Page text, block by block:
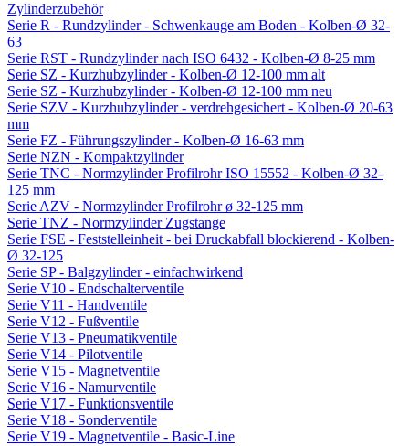
Zylinderzubehör
Serie R - Rundzylinder - Schwenkauge am Boden - Kolben-Ø 32-
63
Serie RST - Rundzylinder nach ISO 6432 - Kolben-Ø 8-25 mm
Serie SZ - Kurzhubzylinder - Kolben-Ø 12-100 mm alt
Serie SZ - Kurzhubzylinder - Kolben-Ø 12-100 mm neu
Serie SZV - Kurzhubzylinder - verdrehgesichert - Kolben-Ø 20-63
mm
Serie FZ - Führungszylinder - Kolben-Ø 16-63 mm
Serie NZN - Kompaktzylinder
Serie TNC - Normzylinder Profilrohr ISO 15552 - Kolben-Ø 32-
125 mm
Serie AZV - Normzylinder Profilrohr ø 32-125 mm
Serie TNZ - Normzylinder Zugstange
Serie FSE - Feststelleinheit - bei Druckabfall blockierend - Kolben-
Ø 32-125
Serie SP - Balgzylinder - einfachwirkend
Serie V10 - Endschalterventile
Serie V11 - Handventile
Serie V12 - Fußventile
Serie V13 - Pneumatikventile
Serie V14 - Pilotventile
Serie V15 - Magnetventile
Serie V16 - Namurventile
Serie V17 - Funktionsventile
Serie V18 - Sonderventile
Serie V19 - Magnetventile - Basic-Line